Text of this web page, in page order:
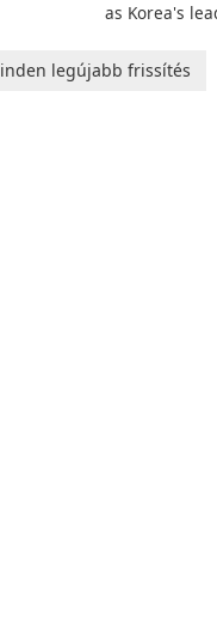
as Korea's
baby tracking,
legújabb frissítés